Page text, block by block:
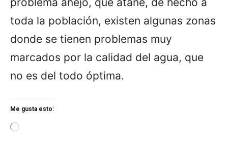
toda la población, existen algunas zonas
donde se tienen problemas muy
marcados por la calidad del agua, que
no es del todo óptima.
Me gusta esto: